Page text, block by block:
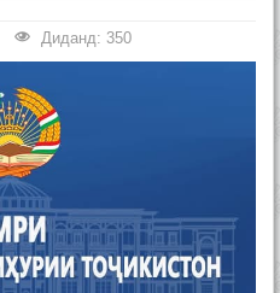
Диданд: 350